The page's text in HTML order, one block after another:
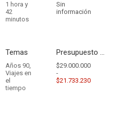
1 hora y
42
minutos
Sin
información
Temas
Años 90,
Viajes en
el
tiempo
Presupuesto - Ingresos
$29.000.000
-
$21.733.230